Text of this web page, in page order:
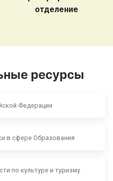
отделение
ресурсы
Федерации
в сфере Образования
по культуре и туризму